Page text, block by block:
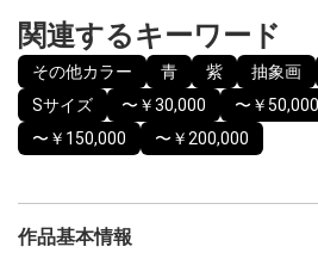
関連するキーワード
その他カラー 青 紫 抽象画
Sサイズ
〜￥30,000 〜￥50,000
〜￥150,000
〜￥200,000
作品基本情報